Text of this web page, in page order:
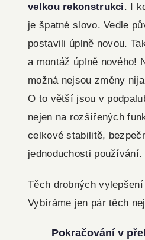
velkou rekonstrukci. I
je špatné slovo. Vedle
postavili úplně novou.
a montáž úplně nového!
možná nejsou změny
O to větší jsou v
nejen na rozšířených
celkové stabilitě,
jednoduchosti
Těch drobných
Vybíráme jen pár těch
Pokračování v